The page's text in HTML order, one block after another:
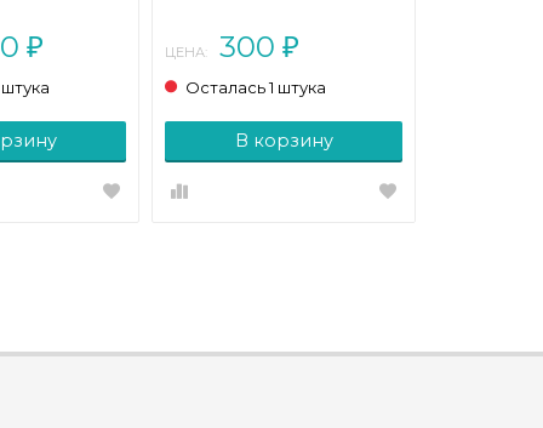
₽ ЦЕНА: 300 ₽
Осталась 1 штука
В корзину